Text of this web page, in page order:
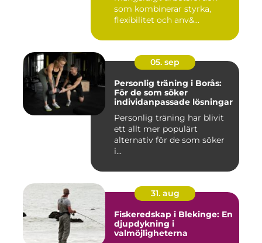
som kombinerar styrka,
flexibilitet och anv&...
05. sep
Personlig träning i Borås:
För de som söker
individanpassade lösningar
Personlig träning har blivit
ett allt mer populärt
alternativ för de som söker
i...
31. aug
Fiskeredskap i Blekinge: En
djupdykning i
valmöjligheterna